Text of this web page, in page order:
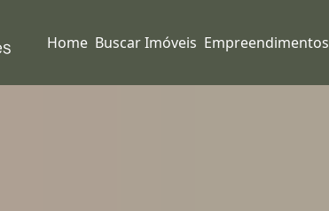
Home Buscar Imóveis Empreendimentos